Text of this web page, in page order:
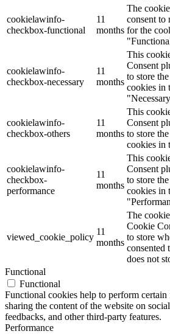
cookielawinfo-
checkbox-functional
11
months
The
consent to
for the
cookielawinfo-
checkbox-necessary
11
months
This
Consent
to store
cookies in
cookielawinfo-
checkbox-others
11
months
This
Consent
to store
cookies in
cookielawinfo-
checkbox-
performance
11
months
This
Consent
to store
cookies in
viewed_cookie_policy
11
months
The
Cookie
to store
consented
does not
Functional
Functional
Functional cookies help to perform
sharing the content of the website on
feedbacks, and other third-party features.
Performance